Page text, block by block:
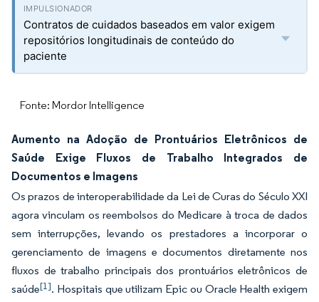
Contratos de cuidados baseados em valor exigem
repositórios longitudinais de conteúdo do
paciente
Fonte: Mordor Intelligence
Aumento na Adoção de Prontuários Eletrônicos de
Saúde Exige Fluxos de Trabalho Integrados de
Documentos e Imagens
Os prazos de interoperabilidade da Lei de Curas do Século XXI
agora vinculam os reembolsos do Medicare à troca de dados
sem interrupções, levando os prestadores a incorporar o
gerenciamento de imagens e documentos diretamente nos
fluxos de trabalho principais dos prontuários eletrônicos de
saúde[1]. Hospitais que utilizam Epic ou Oracle Health exigem